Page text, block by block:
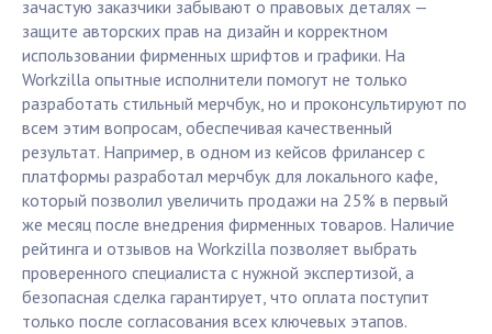
зачастую заказчики забывают о правовых деталях —
защите авторских прав на дизайн и корректном
использовании фирменных шрифтов и графики. На
Workzilla опытные исполнители помогут не только
разработать стильный мерчбук, но и проконсультируют по
всем этим вопросам, обеспечивая качественный
результат. Например, в одном из кейсов фрилансер с
платформы разработал мерчбук для локального кафе,
который позволил увеличить продажи на 25% в первый
же месяц после внедрения фирменных товаров. Наличие
рейтинга и отзывов на Workzilla позволяет выбрать
проверенного специалиста с нужной экспертизой, а
безопасная сделка гарантирует, что оплата поступит
только после согласования всех ключевых этапов.